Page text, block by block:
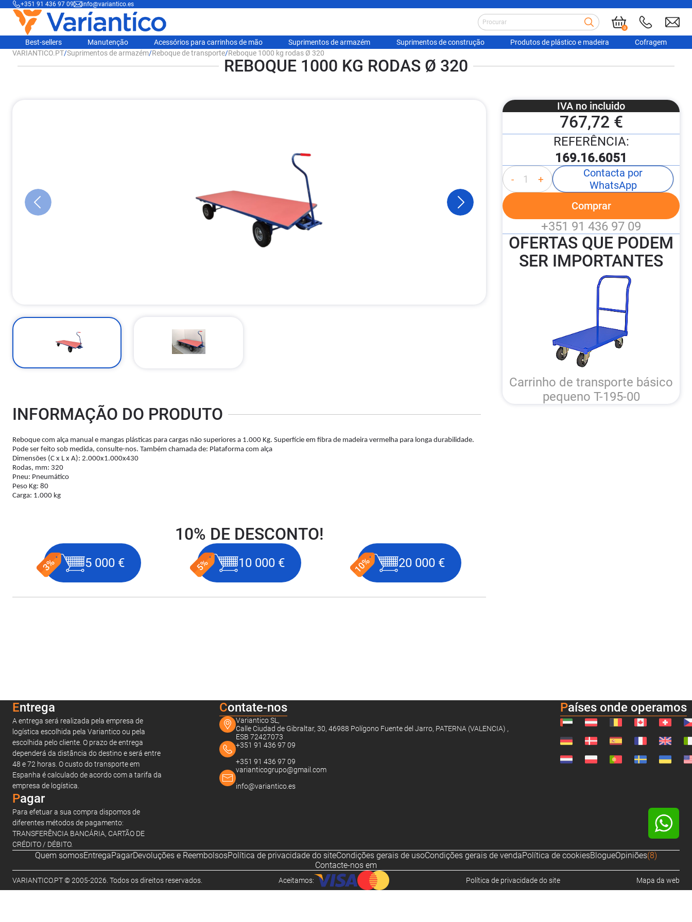
+351 91 436 97 09 info@variantico.es
0
Best-sellers Manutenção Acessórios para carrinhos de mão Suprimentos de armazém Suprimentos de construção Produtos de plástico e madeira
Cofragem
VARIANTICO.PT/Suprimentos de armazém/Reboque de transporte/Reboque 1000 kg rodas Ø 320
REBOQUE 1000 KG RODAS Ø 320
INFORMAÇÃO DO PRODUTO
Reboque com alça manual e mangas plásticas para cargas não superiores a 1.000 Kg. Superfície em fibra de madeira vermelha para longa durabilidade.
Pode ser feito sob medida, consulte-nos. Também chamada de: Plataforma com alça
Dimensões (C x L x A): 2.000x1.000x430
Rodas, mm: 320
Pneu: Pneumático
Peso Kg: 80
Carga: 1.000 kg
10% DE DESCONTO!
5 000 € 10 000 € 20 000 €
IVA no incluido
767,72 €
REFERÊNCIA:
169.16.6051
- +
Contacta por
WhatsApp
Comprar
+351 91 436 97 09
OFERTAS QUE PODEM
SER IMPORTANTES
Carrinho de transporte básico
pequeno T-195-00
Entrega
A entrega será realizada pela empresa de
logística escolhida pela Variantico ou pela
escolhida pelo cliente. O prazo de entrega
dependerá da distância do destino e será entre
48 e 72 horas. O custo do transporte em
Espanha é calculado de acordo com a tarifa da
empresa de logística.
Pagar
Para efetuar a sua compra dispomos de
diferentes métodos de pagamento:
TRANSFERÊNCIA BANCÁRIA, CARTÃO DE
CRÉDITO / DÉBITO.
Contate-nos
Variantico SL,
Calle Ciudad de Gibraltar, 30, 46988 Polígono Fuente del Jarro, PATERNA (VALENCIA) ,
ESB 72427073
+351 91 436 97 09
+351 91 436 97 09
varianticogrupo@gmail.com
info@variantico.es
Países onde operamos
Quem somosEntregaPagarDevoluções e ReembolsosPolítica de privacidade do siteCondições gerais de usoCondições gerais de vendaPolítica de cookiesBlogueOpiniões(8)
Contacte-nos em
VARIANTICO.PT © 2005-2026. Todos os direitos reservados. Aceitamos: Política de privacidade do site Mapa da web